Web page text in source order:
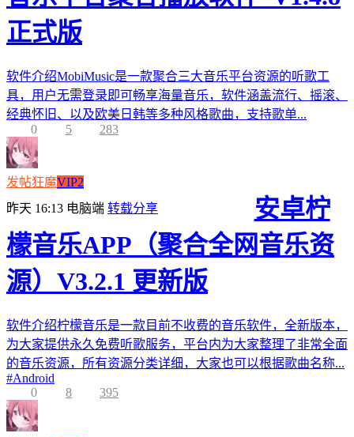
正式版
软件介绍MobiMusic是一款聚合三大音乐平台资源的听歌工
具，用户无需登录即可畅享海量音乐，软件涵盖流行、摇滚、
经典怀旧、以及欧美日韩等多种风格歌曲，支持歌单...
0
5 283
发帖狂魔VIP2
昨天 16:13 电脑端 转载分享
安卓柠
檬音乐APP（聚合全网音乐资
源）V3.2.1 更新版
软件介绍柠檬音乐是一款目前不收费的音乐软件，全新版本，
为大家提供永久免费听歌服务，平台内为大家整理了非常全面
的音乐资源，所有资源分类详细，大家也可以根据歌曲名称...
#Android
0
8 395